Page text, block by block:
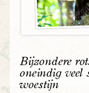
Bijzondere
oneindig veel
woestijn